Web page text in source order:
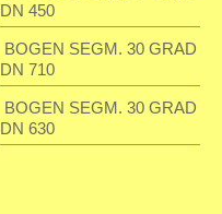
DN 450
BOGEN SEGM. 30 GRAD
DN 710
BOGEN SEGM. 30 GRAD
DN 630